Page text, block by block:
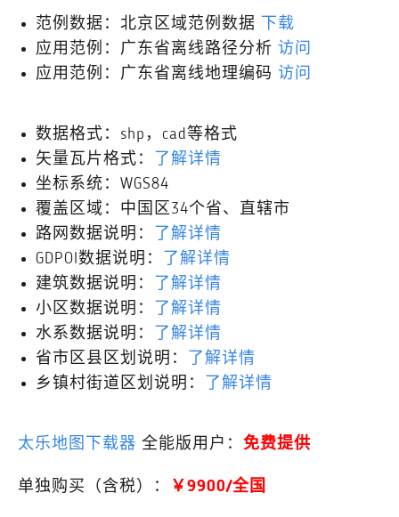
范例数据：北京区域范例数据
下载
应用范例：广东省离线路径分析访问
应用范例：广东省离线地理编码访问
数据格式：shp，cad等格式
矢量瓦片格式：
了解详情
坐标系统：WGS84
覆盖区域：中国区34个省、直辖市
路网数据说明：
了解详情
GDPOI数据说明：
了解详情
建筑数据说明：
了解详情
小区数据说明：
了解详情
水系数据说明：
了解详情
省市区县区划说明：
了解详情
乡镇村街道区划说明：
了解详情
太乐地图下载器 全能版用户：免费提供
单独购买（含税）： ￥9900/全国